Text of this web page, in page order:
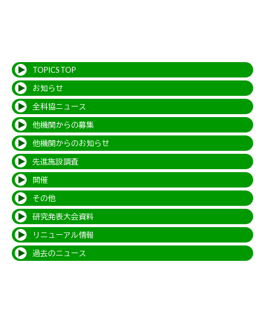
TOPICS TOP
お知らせ
全科協ニュース
他機関からの募集
他機関からのお知らせ
先進施設調査
開催
その他
研究発表大会資料
リニューアル情報
過去のニュース